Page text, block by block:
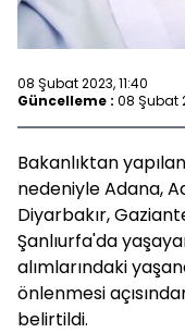
08 Şubat 2023, 11:40
Güncelleme : 08 Şubat
Bakanlıktan
nedeniyle Adana,
Diyarbakır,
Şanlıurfa'da
alımlarındaki
önlenmesi
belirtildi.